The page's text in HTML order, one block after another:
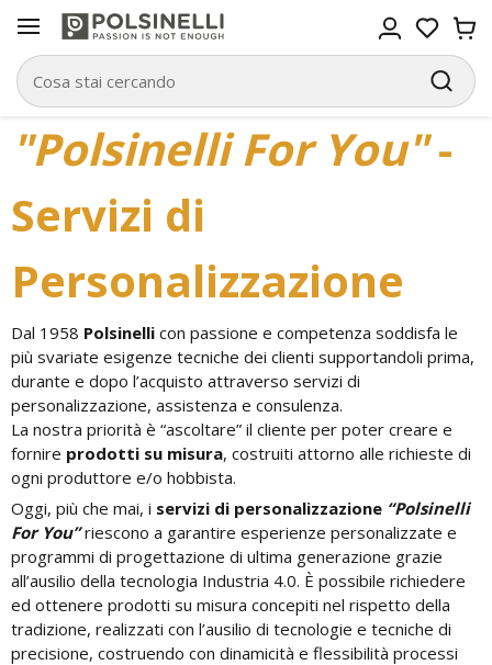
"Polsinelli For You"-
Servizi di
Personalizzazione
Dal 1958 Polsinelli con passione e competenza soddisfa le
più svariate esigenze tecniche dei clienti supportandoli prima,
durante e dopo l’acquisto attraverso servizi di
personalizzazione, assistenza e consulenza.
La nostra priorità è “ascoltare” il cliente per poter creare e
fornire prodotti su misura, costruiti attorno alle richieste di
ogni produttore e/o hobbista.
Oggi, più che mai, i servizi di personalizzazione “Polsinelli
For You”riescono a garantire esperienze personalizzate e
programmi di progettazione di ultima generazione grazie
all’ausilio della tecnologia Industria 4.0. È possibile richiedere
ed ottenere prodotti su misura concepiti nel rispetto della
tradizione, realizzati con l’ausilio di tecnologie e tecniche di
precisione, costruendo con dinamicità e flessibilità processi